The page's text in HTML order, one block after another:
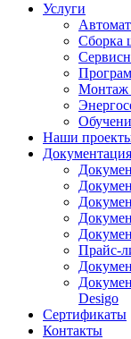
Услуги
Сборка
Монтаж
Наши
Документация
Прайс-
Desigo
Сертификаты
Контакты